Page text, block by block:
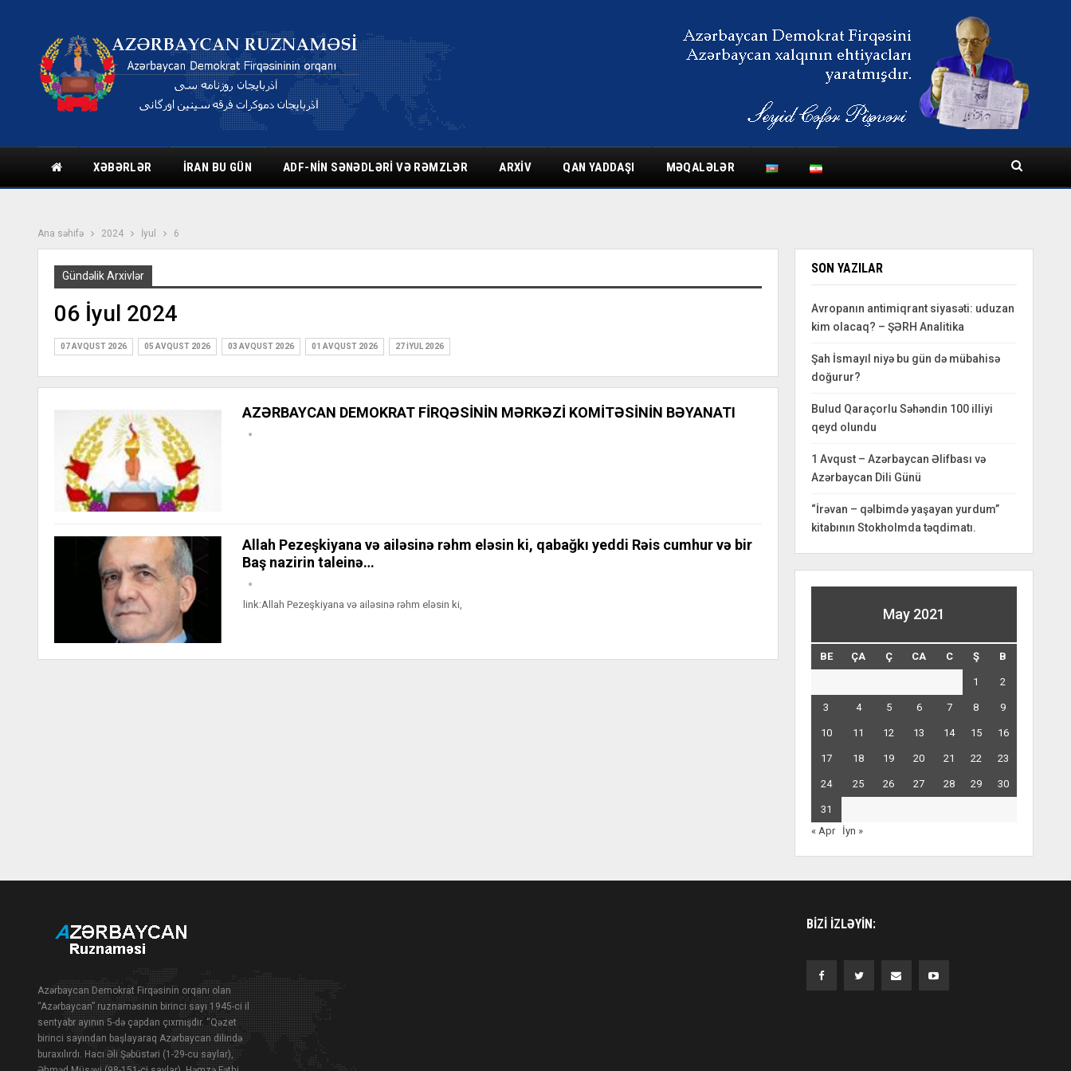
XƏBƏRLƏR İRAN BU GÜN ADF-NIN SƏNƏDLƏRI VƏ RƏMZLƏR ARXIV QAN YADDAŞI MƏQALƏLƏR
Ana səhifə 2024 İyul 6
Gündəlik Arxivlər
06 İyul 2024
07 AVQUST 2026 05 AVQUST 2026 03 AVQUST 2026 01 AVQUST 2026 27 İYUL 2026
AZƏRBAYCAN DEMOKRAT FİRQƏSİNİN MƏRKƏZİ KOMİTƏSİNİN BƏYANATI
Allah Pezeşkiyana və ailəsinə rəhm eləsin ki, qabağkı yeddi Rəis cumhur və bir
Baş nazirin taleinə…
link:Allah Pezeşkiyana və ailəsinə rəhm eləsin ki,
SON YAZILAR
Avropanın antimiqrant siyasəti: uduzan
kim olacaq? – ŞƏRH Analitika
Şah İsmayıl niyə bu gün də mübahisə
doğurur?
Bulud Qaraçorlu Səhəndin 100 illiyi
qeyd olundu
1 Avqust – Azərbaycan Əlifbası və
Azərbaycan Dili Günü
“İrəvan – qəlbimdə yaşayan yurdum”
kitabının Stokholmda təqdimatı.
May 2021
BE ÇA Ç CA C Ş B
1 2
3 4 5 6 7 8 9
10 11 12 13 14 15 16
17 18 19 20 21 22 23
24 25 26 27 28 29 30
31
« Apr
İyn »
Azərbaycan Demokrat Firqəsinin orqanı olan
“Azərbaycan” ruznaməsinin birinci sayı 1945-ci il
sentyabr ayının 5-də çapdan çıxmışdır. “Qəzet
birinci sayından başlayaraq Azərbaycan dilində
buraxılırdı. Hacı Əli Şəbüstəri (1-29-cu saylar),
BIZI IZLƏYIN: